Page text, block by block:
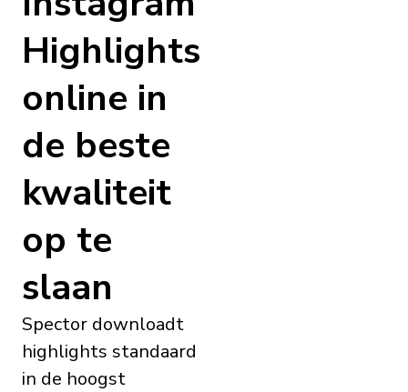
Highlights
online in
de beste
kwaliteit
op te
slaan
Spector downloadt
highlights standaard
in de hoogst